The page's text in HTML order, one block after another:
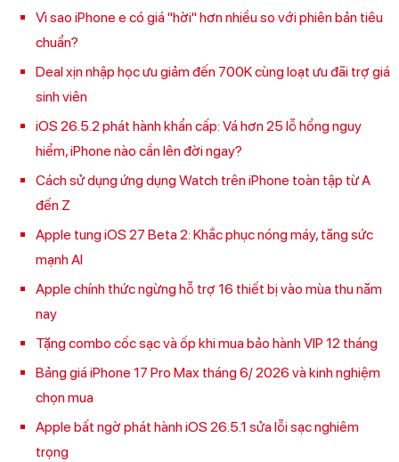
Vì sao iPhone e có giá "hời" hơn nhiều so với phiên bản tiêu
chuẩn?
Deal xịn nhập học ưu giảm đến 700K cùng loạt ưu đãi trợ giá
sinh viên
iOS 26.5.2 phát hành khẩn cấp: Vá hơn 25 lỗ hổng nguy
hiểm, iPhone nào cần lên đời ngay?
Cách sử dụng ứng dụng Watch trên iPhone toàn tập từ A
đến Z
Apple tung iOS 27 Beta 2: Khắc phục nóng máy, tăng sức
mạnh AI
Apple chính thức ngừng hỗ trợ 16 thiết bị vào mùa thu năm
nay
Tặng combo cốc sạc và ốp khi mua bảo hành VIP 12 tháng
Bảng giá iPhone 17 Pro Max tháng 6/ 2026 và kinh nghiệm
chọn mua
Apple bất ngờ phát hành iOS 26.5.1 sửa lỗi sạc nghiêm
trọng